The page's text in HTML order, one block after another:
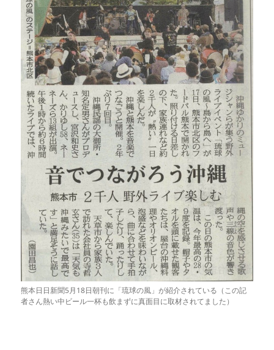
熊本日日新聞5月18日朝刊に「琉球の風」が紹介されている（この記
者さん熱い中ビール一杯も飲まずに真面目に取材されてました）